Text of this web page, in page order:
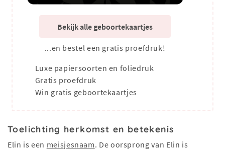
Bekijk alle geboortekaartjes
...en bestel een gratis proefdruk!
Luxe papiersoorten en foliedruk
Gratis proefdruk
Win gratis geboortekaartjes
Toelichting herkomst en betekenis
Elin is een meisjesnaam. De oorsprong van Elin is